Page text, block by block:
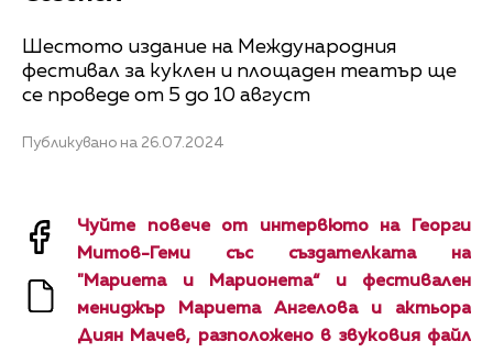
Шестото издание на Международния
фестивал за куклен и площаден театър ще
се проведе от 5 до 10 август
Публикувано на 26.07.2024
Чуйте повече от интервюто на Георги
Митов-Геми със създателката на
"Мариета и Марионета“ и фестивален
мениджър Мариета Ангелова и актьора
Диян Мачев, разположено в звуковия файл